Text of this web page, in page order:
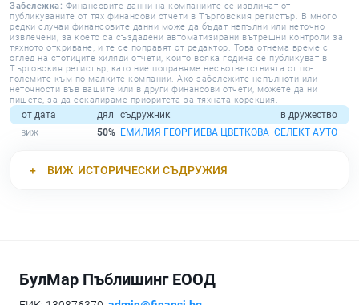
Забележка: Финансовите данни на компаниите се извличат от
публикуваните от тях финансови отчети в Търговския регистър. В много
редки случаи финансовите данни може да бъдат непълни или неточно
извлечени, за което са създадени автоматизирани вътрешни контроли за
тяхното откриване, и те се поправят от редактор. Това отнема време с
оглед на стотиците хиляди отчети, които всяка година се публикуват в
Търговския регистър, като ние поправяме несъответствията от по-
големите към по-малките компании. Ако забележите непълноти или
неточности във вашите или в други финансови отчети, можете да ни
пишете, за да ескалираме приоритета за тяхната корекция.
от дата дял съдружник
в дружество
50% ЕМИЛИЯ ГЕОРГИЕВА ЦВЕТКОВА СЕЛЕКТ АУТО
ВИЖ ИСТОРИЧЕСКИ СЪДРУЖИЯ
БулМар Пъблишинг ЕООД